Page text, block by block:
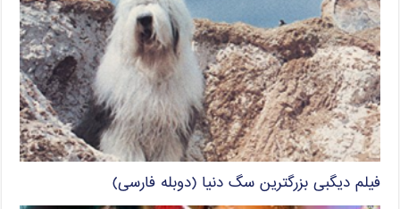
فیلم دیگبی بزرگترین سگ دنیا (دوبله فارسی)